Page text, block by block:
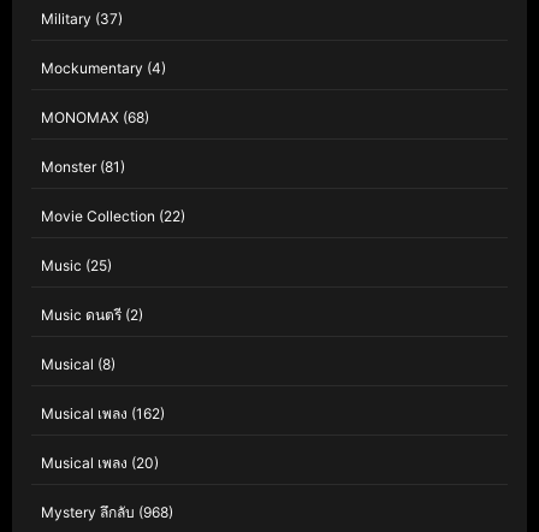
Military (37)
Mockumentary (4)
MONOMAX (68)
Monster(81)
Movie Collection (22)
Music (25)
Music ดนตรี (2)
Musical (8)
Musical เพลง (162)
Musical เพลง (20)
Mystery ลึกลับ (968)